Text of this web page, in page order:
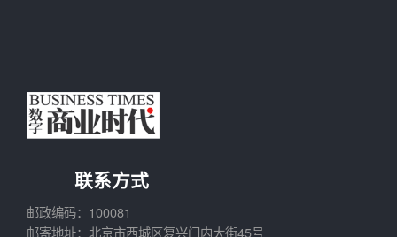
联系方式
邮政编码：100081
邮寄地址：北京市西城区复兴门内大街45号